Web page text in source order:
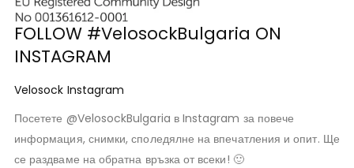
FOLLOW #VelosockBulgaria ON
INSTAGRAM
Velosock Instagram
Посетете @VelosockBulgaria в Instagram за повече
информация, снимки, споледялне на впечатления и опит. Ще
се раздваме на обратна връзка от всеки! 🙂